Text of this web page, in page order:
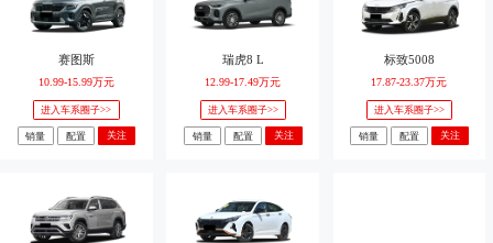
赛图斯
10.99-15.99万元
进入车系圈子>>
销量 配置 关注
瑞虎8 L
12.99-17.49万元
进入车系圈子>>
销量 配置 关注
标致5008
17.87-23.37万元
进入车系圈子>>
销量 配置 关注